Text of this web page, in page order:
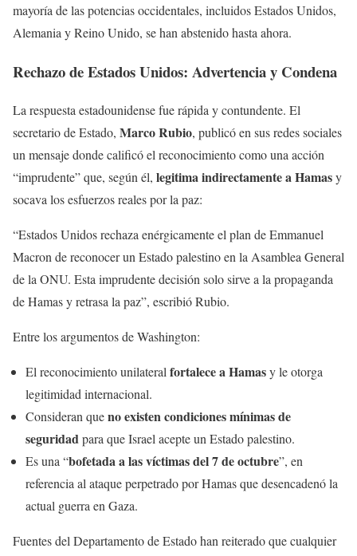
mayoría de las potencias occidentales, incluidos Estados Unidos,
Alemania y Reino Unido, se han abstenido hasta ahora.
Rechazo de Estados Unidos: Advertencia y Condena
La respuesta estadounidense fue rápida y contundente. El
secretario de Estado, Marco Rubio, publicó en sus redes sociales
un mensaje donde calificó el reconocimiento como una acción
“imprudente” que, según él, legitima indirectamente a Hamasy
socava los esfuerzos reales por la paz:
“Estados Unidos rechaza enérgicamente el plan de Emmanuel
Macron de reconocer un Estado palestino en la Asamblea General
de la ONU. Esta imprudente decisión solo sirve a la propaganda
de Hamas y retrasa la paz”, escribió Rubio.
Entre los argumentos de Washington:
El reconocimiento unilateralfortalece a Hamasy le otorga
legitimidad internacional.
Consideran queno existen condiciones mínimas de
seguridadpara que Israel acepte un Estado palestino.
Es una “bofetada a las víctimas del 7 de octubre”, en
referencia al ataque perpetrado por Hamas que desencadenó la
actual guerra en Gaza.
Fuentes del Departamento de Estado han reiterado que cualquier